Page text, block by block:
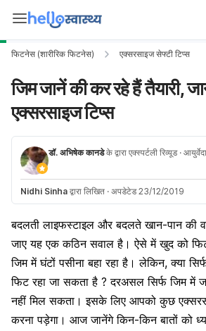
फिटनेस (शारीरिक फिटनेस) एक्सरसाइज सेफ्टी टिप्स
जिम जानें की कर रहे हैं तैयारी,
एक्सरसाइज टिप्स
डॉ. अभिषेक कानडेके द्वारा एक्स्पर्टली रिव्यूड · आयुर्वेदा
Nidhi Sinha द्वारा लिखित · अपडेटेड 23/12/2019
बदलतीलाइफस्टाइल और बदलते खान-पान की
जाए यह एक कठिन सवाल है। ऐसे मेंखुद को
जिम में घंटों पसीना बहा रहा है। लेकिन, क्या
फिट रहा जा सकता है ? दरअसल सिर्फ जिम में
नहीं मिल सकता। इसके लिए आपको कुछ
करना पड़ेगा। आज जानेंगे किन-किन बातों को